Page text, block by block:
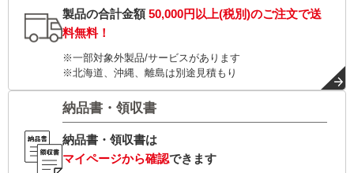
製品の合計金額50,000円以上(税別)のご注文で送
料無料！
※一部対象外製品/サービスがあります
※北海道、沖縄、離島は別途見積もり
納品書・領収書
納品書・領収書は
マイページから確認できます